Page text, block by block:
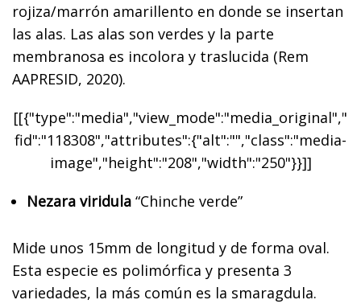
rojiza/marrón amarillento en donde se insertan
las alas. Las alas son verdes y la parte
membranosa es incolora y traslucida (Rem
AAPRESID, 2020).
[[{"type":"media","view_mode":"media_original","
fid":"118308","attributes":{"alt":"","class":"media-
image","height":"208","width":"250"}}]]
Nezara viridula “Chinche verde”
Mide unos 15mm de longitud y de forma oval.
Esta especie es polimórfica y presenta 3
variedades, la más común es la smaragdula.